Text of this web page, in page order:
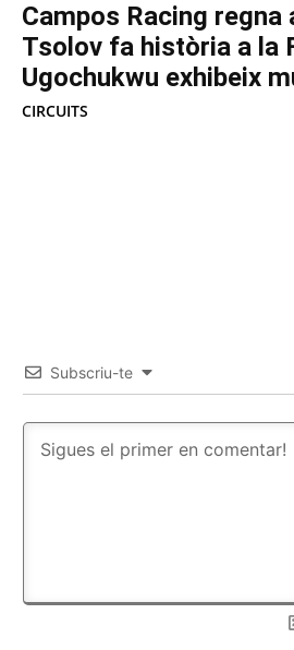
Campos Racing regna
Tsolov fa història a la
Ugochukwu exhibeix
CIRCUITS
Subscriu-te